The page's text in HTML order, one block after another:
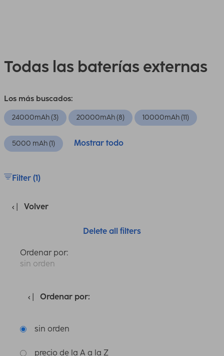
Todas las baterías externas
Los más buscados:
24000mAh (3) 20000mAh (8) 10000mAh (11)
5000 mAh (1) Mostrar todo
Filter (1)
Volver
Delete all filters
Ordenar por:
sin orden
Ordenar por:
sin orden
precio de la A a la Z